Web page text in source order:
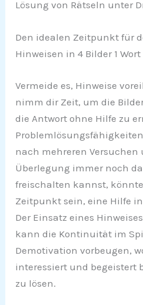
Lösung von Rätseln unter
Den idealen Zeitpunkt für
Hinweisen in 4 Bilder 1
Vermeide es, Hinweise
nimm dir Zeit, um die
die Antwort ohne Hilfe zu
nach mehreren
Überlegung immer noch
freischalten kannst,
Zeitpunkt sein, eine Hilfe
Der Einsatz eines
kann die Kontinuität im
Demotivation vorbeugen,
interessiert und begeistert
zu lösen.